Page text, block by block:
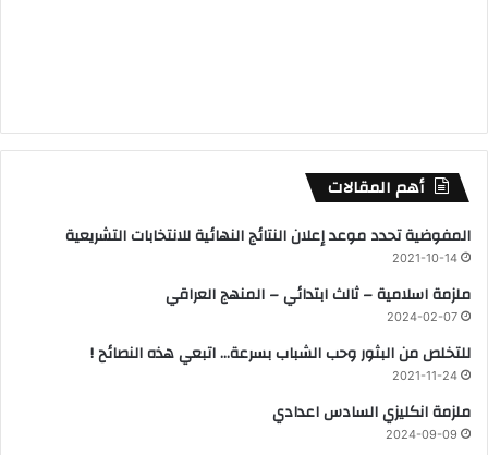
أهم المقالات
المفوضية تحدد موعد إعلان النتائج النهائية للانتخابات التشريعية
2021-10-14
ملزمة اسلامية – ثالث ابتدائي – المنهج العراقي
2024-02-07
للتخلص من البثور وحب الشباب بسرعة… اتبعي هذه النصائح !
2021-11-24
ملزمة انكليزي السادس اعدادي
2024-09-09